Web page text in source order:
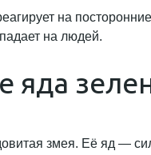
яда
змея. Её яд —